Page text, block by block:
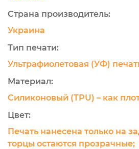
Страна производитель:
Украина
Тип печати:
Ультрафиолетовая (УФ)
Материал:
Силиконовый (TPU) – как
Цвет:
Печать нанесена только на
торцы остаются прозрачные;